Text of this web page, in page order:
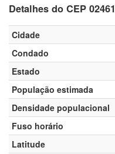
Detalhes do CEP 02461
Cidade
Condado
Estado
População estimada
Densidade populacional
Fuso horário
Latitude